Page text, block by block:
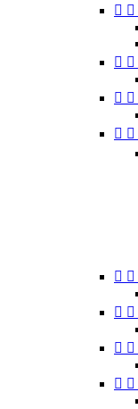
 
 
 
 
 
 
 
 